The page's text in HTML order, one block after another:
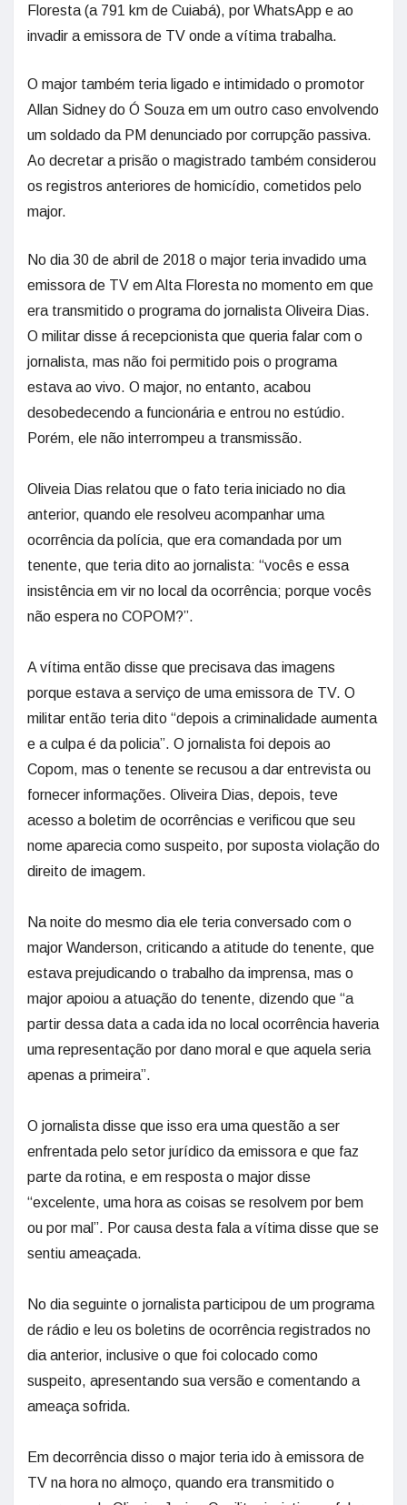
Floresta (a 791 km de Cuiabá), por WhatsApp e ao
invadir a emissora de TV onde a vítima trabalha.
O major também teria ligado e intimidado o promotor
Allan Sidney do Ó Souza em um outro caso envolvendo
um soldado da PM denunciado por corrupção passiva.
Ao decretar a prisão o magistrado também considerou
os registros anteriores de homicídio, cometidos pelo
major.
No dia 30 de abril de 2018 o major teria invadido uma
emissora de TV em Alta Floresta no momento em que
era transmitido o programa do jornalista Oliveira Dias.
O militar disse á recepcionista que queria falar com o
jornalista, mas não foi permitido pois o programa
estava ao vivo. O major, no entanto, acabou
desobedecendo a funcionária e entrou no estúdio.
Porém, ele não interrompeu a transmissão.
Oliveia Dias relatou que o fato teria iniciado no dia
anterior, quando ele resolveu acompanhar uma
ocorrência da polícia, que era comandada por um
tenente, que teria dito ao jornalista: “vocês e essa
insistência em vir no local da ocorrência; porque vocês
não espera no COPOM?”.
A vítima então disse que precisava das imagens
porque estava a serviço de uma emissora de TV. O
militar então teria dito “depois a criminalidade aumenta
e a culpa é da policia”. O jornalista foi depois ao
Copom, mas o tenente se recusou a dar entrevista ou
fornecer informações. Oliveira Dias, depois, teve
acesso a boletim de ocorrências e verificou que seu
nome aparecia como suspeito, por suposta violação do
direito de imagem.
Na noite do mesmo dia ele teria conversado com o
major Wanderson, criticando a atitude do tenente, que
estava prejudicando o trabalho da imprensa, mas o
major apoiou a atuação do tenente, dizendo que “a
partir dessa data a cada ida no local ocorrência haveria
uma representação por dano moral e que aquela seria
apenas a primeira”.
O jornalista disse que isso era uma questão a ser
enfrentada pelo setor jurídico da emissora e que faz
parte da rotina, e em resposta o major disse
“excelente, uma hora as coisas se resolvem por bem
ou por mal”. Por causa desta fala a vítima disse que se
sentiu ameaçada.
No dia seguinte o jornalista participou de um programa
de rádio e leu os boletins de ocorrência registrados no
dia anterior, inclusive o que foi colocado como
suspeito, apresentando sua versão e comentando a
ameaça sofrida.
Em decorrência disso o major teria ido à emissora de
TV na hora no almoço, quando era transmitido o